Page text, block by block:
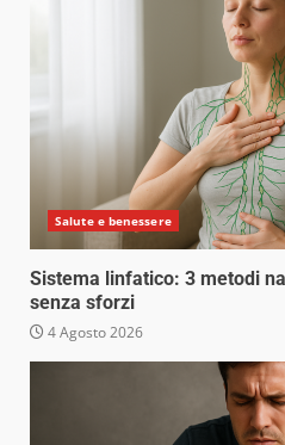
Salute e benessere
Sistema linfatico: 3 metodi
senza sforzi
4 Agosto 2026